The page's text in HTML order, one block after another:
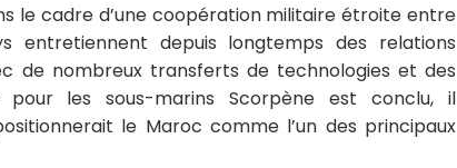
le cadre d’une coopération militaire étroite entre
entretiennent depuis longtemps des relations
de nombreux transferts de technologies et des
pour les sous-marins Scorpène est conclu, il
le Maroc comme l’un des principaux